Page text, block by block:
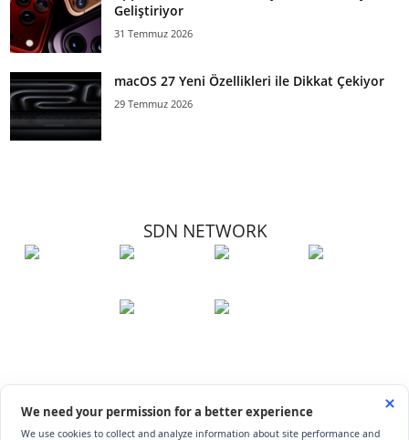
Geliştiriyor
31 Temmuz 2026
macOS 27 Yeni Özellikleri ile Dikkat Çekiyor
29 Temmuz 2026
SDN NETWORK